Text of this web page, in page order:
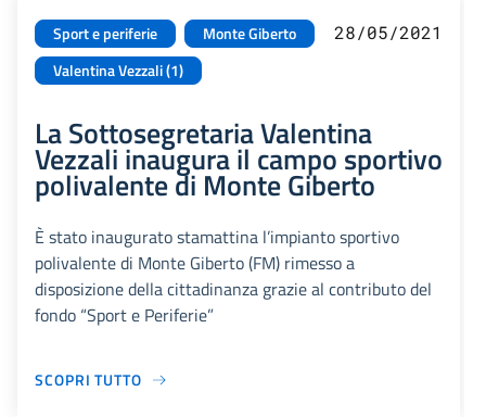
Sport e periferie
Monte Giberto
Valentina Vezzali (1)
28/05/2021
La Sottosegretaria Valentina
Vezzali inaugura il campo sportivo
polivalente di Monte Giberto
È stato inaugurato stamattina l’impianto sportivo
polivalente di Monte Giberto (FM) rimesso a
disposizione della cittadinanza grazie al contributo del
fondo “Sport e Periferie”
SCOPRI TUTTO